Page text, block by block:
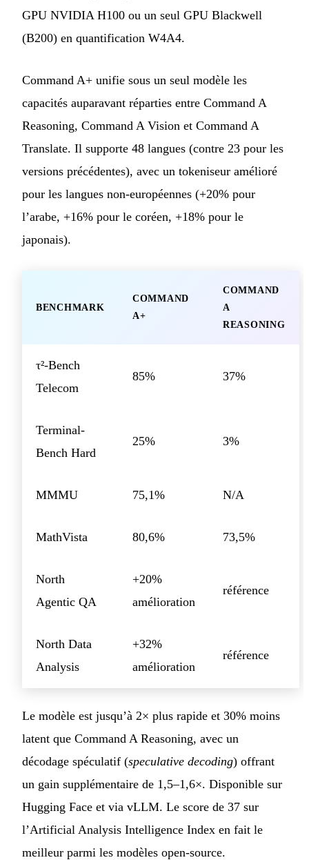
GPU NVIDIA H100 ou un seul GPU Blackwell
(B200) en quantification W4A4.
Command A+ unifie sous un seul modèle les
capacités auparavant réparties entre Command A
Reasoning, Command A Vision et Command A
Translate. Il supporte 48 langues (contre 23 pour les
versions précédentes), avec un tokeniseur amélioré
pour les langues non-européennes (+20% pour
l’arabe, +16% pour le coréen, +18% pour le
japonais).
BENCHMARK
COMMAND
A+
COMMAND
A
REASONING
τ²-Bench
Telecom
85% 37%
Terminal-
Bench Hard
25% 3%
MMMU 75,1% N/A
MathVista 80,6% 73,5%
North
Agentic QA
+20%
amélioration
référence
North Data
Analysis
+32%
amélioration
référence
Le modèle est jusqu’à 2× plus rapide et 30% moins
latent que Command A Reasoning, avec un
décodage spéculatif (speculative decoding) offrant
un gain supplémentaire de 1,5–1,6×. Disponible sur
Hugging Face et via vLLM. Le score de 37 sur
l’Artificial Analysis Intelligence Index en fait le
meilleur parmi les modèles open-source.